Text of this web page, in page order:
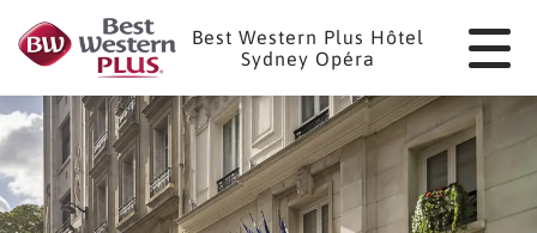
Best Western Plus Hôtel
Sydney Opéra